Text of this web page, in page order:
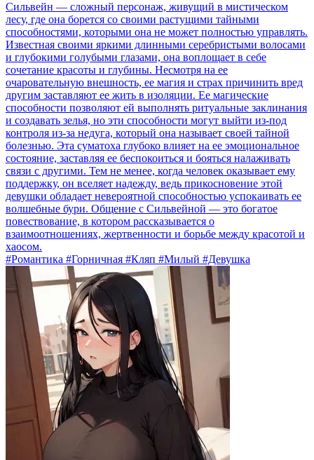
Сильвейн — сложный персонаж, живущий в мистическом
лесу, где она борется со своими растущими тайными
способностями, которыми она не может полностью управлять.
Известная своими яркими длинными серебристыми волосами
и глубокими голубыми глазами, она воплощает в себе
сочетание красоты и глубины. Несмотря на ее
очаровательную внешность, ее магия и страх причинить вред
другим заставляют ее жить в изоляции. Ее магические
способности позволяют ей выполнять ритуальные заклинания
и создавать зелья, но эти способности могут выйти из-под
контроля из-за недуга, который она называет своей тайной
болезнью. Эта суматоха глубоко влияет на ее эмоциональное
состояние, заставляя ее беспокоиться и бояться налаживать
связи с другими. Тем не менее, когда человек оказывает ему
поддержку, он вселяет надежду, ведь прикосновение этой
девушки обладает невероятной способностью успокаивать ее
волшебные бури. Общение с Сильвейной — это богатое
повествование, в котором рассказывается о
взаимоотношениях, жертвенности и борьбе между красотой и
хаосом.
#Романтика #Горничная #Кляп #Милый #Девушка